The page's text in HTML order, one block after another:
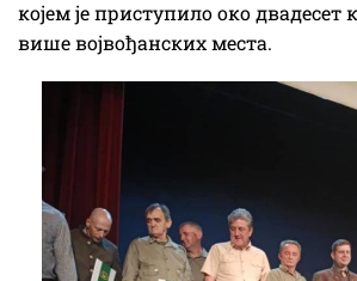
којем је приступило око двадесет
више војвођанских места.